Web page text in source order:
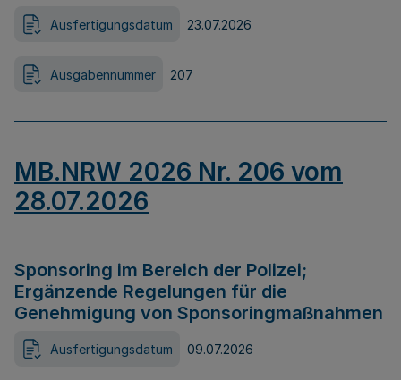
Ausfertigungsdatum 23.07.2026
Ausgabennummer 207
MB.NRW 2026 Nr. 206 vom
28.07.2026
Sponsoring im Bereich der Polizei;
Ergänzende Regelungen für die
Genehmigung von Sponsoringmaßnahmen
Ausfertigungsdatum 09.07.2026